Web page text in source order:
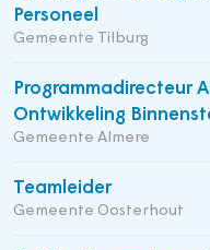
Personeel
Gemeente Tilburg
Programmadirecteur
Ontwikkeling
Gemeente Almere
Teamleider
Gemeente Oosterhout